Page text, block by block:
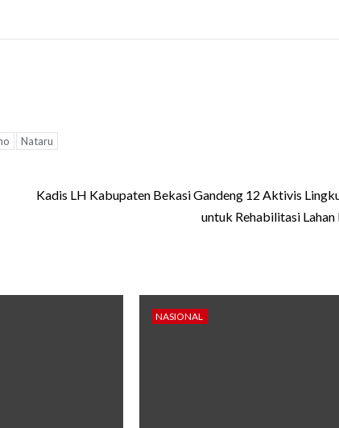
Nataru
Kadis LH Kabupaten Bekasi Gandeng 12 Aktivis
untuk Rehabilitasi
NASIONAL